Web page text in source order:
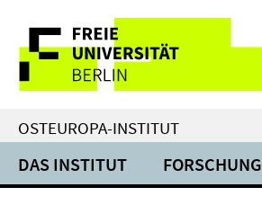
direkt
Inhalt
Service-
Navigation
OSTEUROPA-INSTITUT
DAS INSTITUT FORSCHUNG